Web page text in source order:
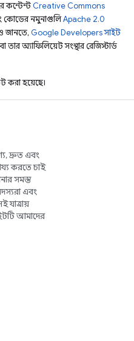
কন্টেন্ট Creative Commons
কোডের নমুনাগুলিApache 2.0
জানতে, Google Developers সাইট
অ্যাফিলিয়েট সংস্থার রেজিস্টার্ড
হয়েছে।
দ্রুত এবং
করতে চাই
সমস্ত
এবং
যাত্রায়
আমাদের